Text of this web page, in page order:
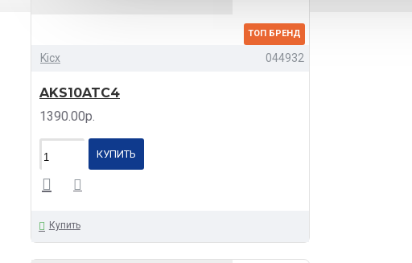
ТОП БРЕНД
Kicx 044932
AKS10ATC4
1390.00р.
КУПИТЬ
Купить